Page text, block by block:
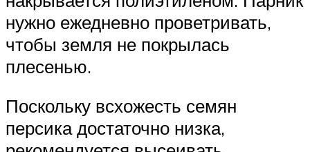
нужно ежедневно проветривать,
чтобы земля не покрылась
плесенью.
Поскольку всхожесть семян
персика достаточно низка,